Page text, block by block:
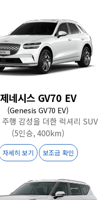
제네시스 GV70 EV
(Genesis GV70 EV)
행 감성을 더한 럭셔리 SUV
(5인승, 400km)
자세히 보기 보조금 확인